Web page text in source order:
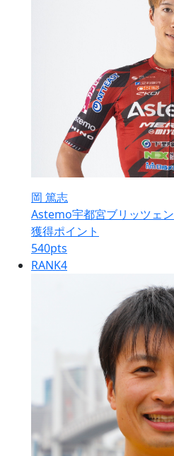
岡 篤志
Astemo宇都宮ブリッツェン
獲得ポイント
540pts
RANK4